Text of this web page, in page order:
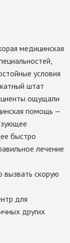
медицинская
условия
штат
ощущали
помощь —
быстро
лечение
скорую
для
других